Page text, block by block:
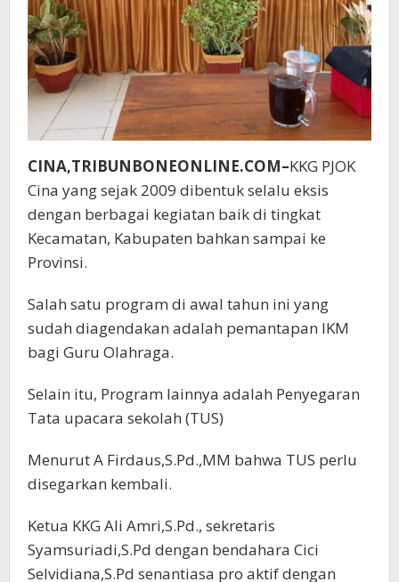
CINA,TRIBUNBONEONLINE.COM–KKG PJOK
Cina yang sejak 2009 dibentuk selalu eksis
dengan berbagai kegiatan baik di tingkat
Kecamatan, Kabupaten bahkan sampai ke
Provinsi.
Salah satu program di awal tahun ini yang
sudah diagendakan adalah pemantapan IKM
bagi Guru Olahraga.
Selain itu, Program lainnya adalah Penyegaran
Tata upacara sekolah (TUS)
Menurut A Firdaus,S.Pd.,MM bahwa TUS perlu
disegarkan kembali.
Ketua KKG Ali Amri,S.Pd., sekretaris
Syamsuriadi,S.Pd dengan bendahara Cici
Selvidiana,S.Pd senantiasa pro aktif dengan